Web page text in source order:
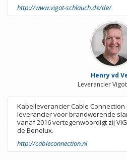
http://www.vigot-schlauch.de/de/
Henry vd
Leverancier
Kabelleverancier Cable Connection
leverancier voor brandwerende
vanaf 2016 vertegenwoordigt zij
de Benelux.
http://cableconnection.nl